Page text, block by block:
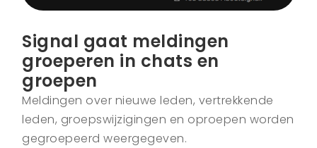
Signal gaat meldingen
groeperen in chats en
groepen
Meldingen over nieuwe leden, vertrekkende
leden, groepswijzigingen en oproepen worden
gegroepeerd weergegeven.